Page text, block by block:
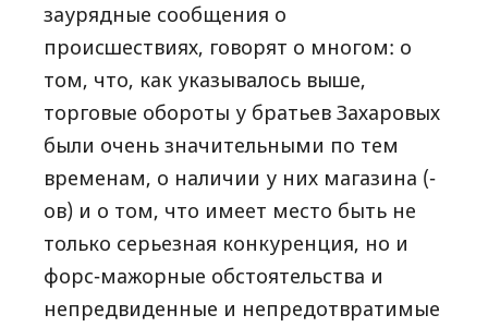
заурядные сообщения о
происшествиях, говорят о многом: о
том, что, как указывалось выше,
торговые обороты у братьев Захаровых
были очень значительными по тем
временам, о наличии у них магазина (-
ов) и о том, что имеет место быть не
только серьезная конкуренция, но и
форс-мажорные обстоятельства и
непредвиденные и непредотвратимые